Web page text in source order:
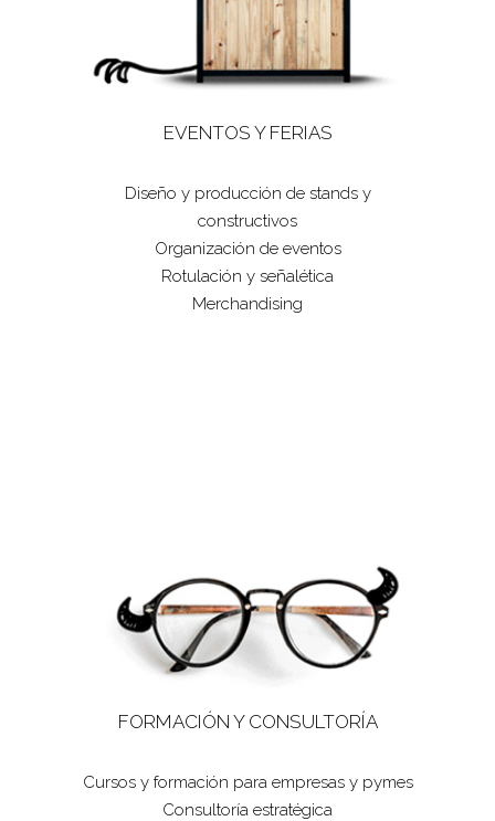
EVENTOS Y FERIAS
Diseño y producción de stands y
constructivos
Organización de eventos
Rotulación y señalética
Merchandising
FORMACIÓN Y CONSULTORÍA
Cursos y formación para empresas y pymes
Consultoría estratégica